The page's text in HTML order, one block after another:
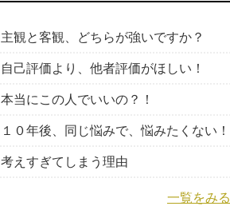
主観と客観、どちらが強いですか？
自己評価より、他者評価がほしい！
本当にこの人でいいの？！
１０年後、同じ悩みで、悩みたくない！
考えすぎてしまう理由
一覧をみる